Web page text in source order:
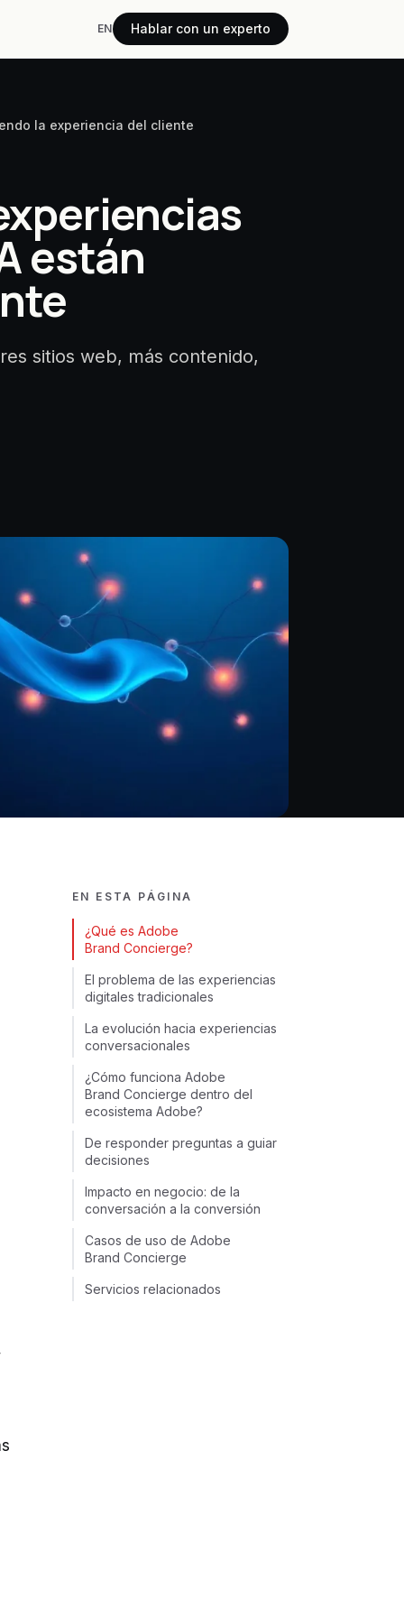
EN Hablar con un experto
la experiencia del cliente
están
sitios web, más contenido,
EN ESTA PÁGINA
¿Qué es Adobe
Brand Concierge?
El problema de las experiencias
digitales tradicionales
La evolución hacia experiencias
conversacionales
¿Cómo funciona Adobe
Brand Concierge dentro del
ecosistema Adobe?
De responder preguntas a guiar
decisiones
Impacto en negocio: de la
conversación a la conversión
Casos de uso de Adobe
Brand Concierge
Servicios relacionados